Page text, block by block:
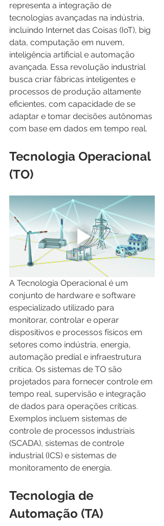
representa a integração de
tecnologias avançadas na indústria,
incluindo Internet das Coisas (IoT), big
data, computação em nuvem,
inteligência artificial e automação
avançada. Essa revolução industrial
busca criar fábricas inteligentes e
processos de produção altamente
eficientes, com capacidade de se
adaptar e tomar decisões autônomas
com base em dados em tempo real.
Tecnologia Operacional
(TO)
A Tecnologia Operacional é um
conjunto de hardware e software
especializado utilizado para
monitorar, controlar e operar
dispositivos e processos físicos em
setores como indústria, energia,
automação predial e infraestrutura
crítica. Os sistemas de TO são
projetados para fornecer controle em
tempo real, supervisão e integração
de dados para operações críticas.
Exemplos incluem sistemas de
controle de processos industriais
(SCADA), sistemas de controle
industrial (ICS) e sistemas de
monitoramento de energia.
Tecnologia de
Automação (TA)